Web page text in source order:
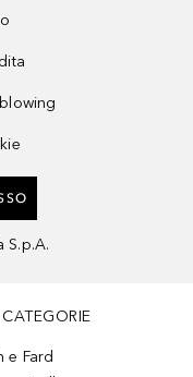
S.p.A.
e Fard